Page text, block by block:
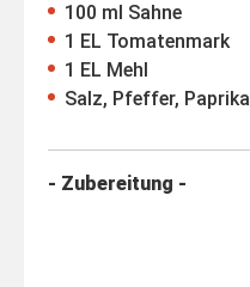
100 ml Sahne
1 EL Tomatenmark
1 EL Mehl
Salz, Pfeffer, Paprika
- Zubereitung -